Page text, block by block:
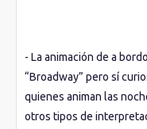
- La animación de a
“Broadway” pero sí
quienes animan las
otros tipos de